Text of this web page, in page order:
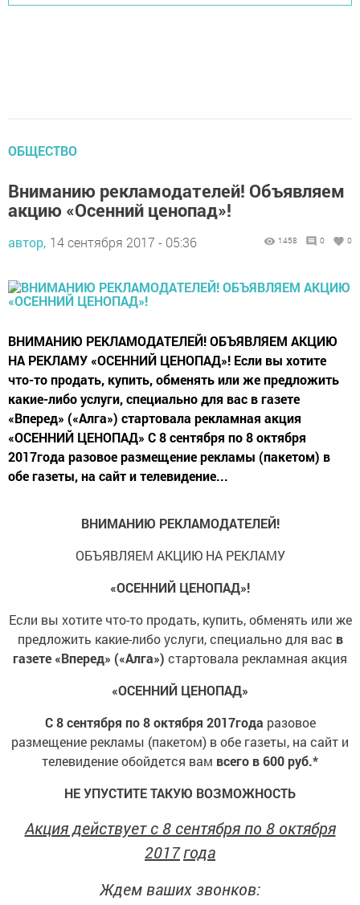
ОБЩЕСТВО
Вниманию рекламодателей! Объявляем
акцию «Осенний ценопад»!
автор, 14 сентября 2017 - 05:36 1458 0 0
ВНИМАНИЮ РЕКЛАМОДАТЕЛЕЙ! ОБЪЯВЛЯЕМ АКЦИЮ
НА РЕКЛАМУ «ОСЕННИЙ ЦЕНОПАД»! Если вы хотите
что-то продать, купить, обменять или же предложить
какие-либо услуги, специально для вас в газете
«Вперед» («Алга») стартовала рекламная акция
«ОСЕННИЙ ЦЕНОПАД» С 8 сентября по 8 октября
2017года разовое размещение рекламы (пакетом) в
обе газеты, на сайт и телевидение...
ВНИМАНИЮ РЕКЛАМОДАТЕЛЕЙ!
ОБЪЯВЛЯЕМ АКЦИЮ НА РЕКЛАМУ
«ОСЕННИЙ ЦЕНОПАД»!
Если вы хотите что-то продать, купить, обменять или же
предложить какие-либо услуги, специально для вас в
газете «Вперед» («Алга») стартовала рекламная акция
«ОСЕННИЙ ЦЕНОПАД»
С 8 сентября по 8 октября 2017года разовое
размещение рекламы (пакетом) в обе газеты, на сайт и
телевидение обойдется вам всего в 600 руб.*
НЕ УПУСТИТЕ ТАКУЮ ВОЗМОЖНОСТЬ
Акция действует с 8 сентября по 8 октября
2017года
Ждем ваших звонков: